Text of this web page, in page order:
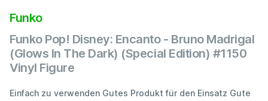
Funko
Funko Pop! Disney: Encanto - Bruno Madrigal
(Glows In The Dark) (Special Edition) #1150
Vinyl Figure
Einfach zu verwenden Gutes Produkt für den Einsatz Gute